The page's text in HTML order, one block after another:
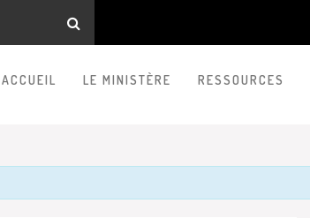
ACCUEIL LE MINISTÈRE RESSOURCES